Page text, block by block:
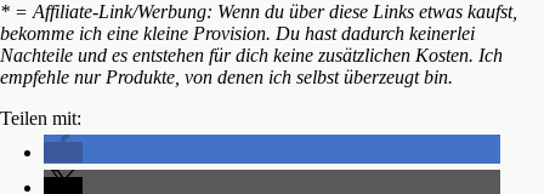
* = Affiliate-Link/Werbung: Wenn du über diese Links etwas kaufst,
bekomme ich eine kleine Provision. Du hast dadurch keinerlei
Nachteile und es entstehen für dich keine zusätzlichen Kosten. Ich
empfehle nur Produkte, von denen ich selbst überzeugt bin.
Teilen mit: